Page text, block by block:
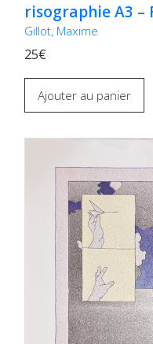
risographie A3 –
Gillot, Maxime
25€
Ajouter au panier